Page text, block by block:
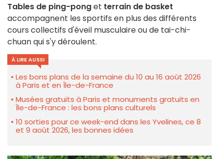
Tables de ping-ponget terrain de basket
accompagnent les sportifs en plus des différents
cours collectifs d'éveil musculaire ou de tai-chi-
chuan qui s'y déroulent.
À LIRE AUSSI
Les bons plans de la semaine du 10 au 16 août 2026
à Paris et en Île-de-France
Musées gratuits à Paris et monuments gratuits en
Île-de-France : les bons plans culturels
10 sorties pour ce week-end dans les Yvelines, ce 8
et 9 août 2026, les bonnes idées